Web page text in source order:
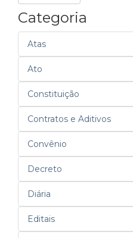
Categoria
Atas
Ato
Constituição
Contratos e Aditivos
Convênio
Decreto
Diária
Editais